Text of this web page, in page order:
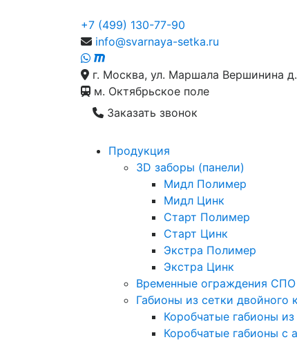
+7 (499) 130-77-90
info@svarnaya-setka.ru
г. Москва, ул. Маршала Вершинина
м. Октябрьское поле
Заказать звонок
Продукция
3D заборы (панели)
Мидл Полимер
Мидл Цинк
Старт Полимер
Старт Цинк
Экстра Полимер
Экстра Цинк
Временные ограждения СПО
Габионы из сетки двойного
Коробчатые габионы
Коробчатые габионы